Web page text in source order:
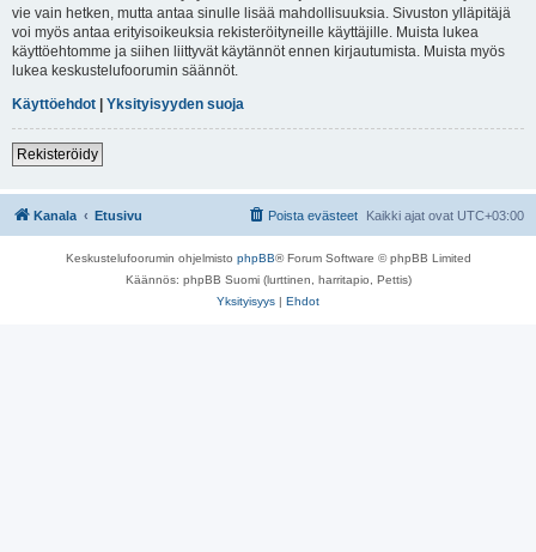
vie vain hetken, mutta antaa sinulle lisää mahdollisuuksia. Sivuston ylläpitäjä
voi myös antaa erityisoikeuksia rekisteröityneille käyttäjille. Muista lukea
käyttöehtomme ja siihen liittyvät käytännöt ennen kirjautumista. Muista myös
lukea keskustelufoorumin säännöt.
Käyttöehdot | Yksityisyyden suoja
Rekisteröidy
Kanala Etusivu Kaikki ajat ovat UTC+03:00
Poista evästeet
Keskustelufoorumin ohjelmisto phpBB® Forum Software © phpBB Limited
Käännös: phpBB Suomi (lurttinen, harritapio, Pettis)
Yksityisyys | Ehdot